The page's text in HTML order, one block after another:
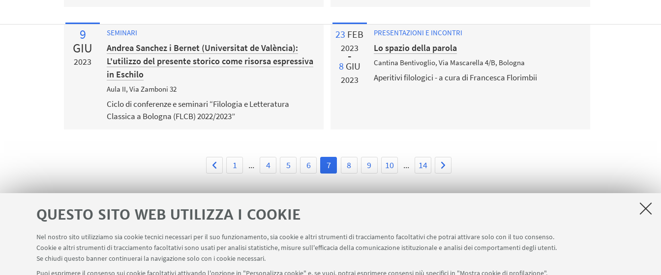
QUESTO SITO WEB UTILIZZA I COOKIE
Nel nostro sito utilizziamo sia cookie tecnici necessari per il suo funzionamento, sia cookie e altri strumenti di tracciamento facoltativi che potrai attivare solo con il tuo consenso.
Cookie e altri strumenti di tracciamento facoltativi sono usati per analisi statistiche, misure sull'efficacia della comunicazione istituzionale e analisi dei comportamenti degli utenti.
Se chiudi questo banner continuerai la navigazione solo con i cookie necessari.
Puoi esprimere il consenso sui cookie facoltativi attivando l'opzione in "Personalizza cookie" e, se vuoi, potrai esprimere consensi più specifici in "Mostra cookie di profilazione".
9
GIU
2023
SEMINARI
Andrea Sanchez i Bernet (Universitat de València):
L'utilizzo del presente storico come risorsa espressiva
in Eschilo
Aula II, Via Zamboni 32
Ciclo di conferenze e seminari “Filologia e Letteratura
Classica a Bologna (FLCB) 2022/2023”
23 FEB
2023
8 GIU
2023
PRESENTAZIONI E INCONTRI
Lo spazio della parola
Cantina Bentivoglio, Via Mascarella 4/B, Bologna
Aperitivi filologici - a cura di Francesca Florimbii
1 ... 4 5 6 7 8 9 10 ... 14
LINK UTILI Contatti Area riservata